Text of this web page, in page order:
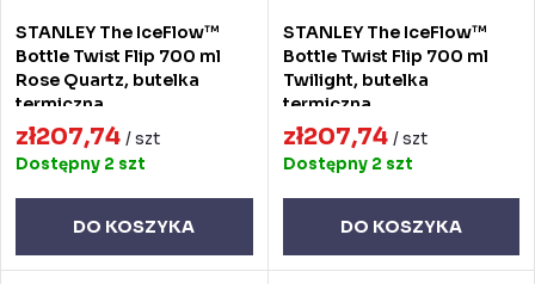
STANLEY The IceFlow™
Bottle Twist Flip 700 ml
Rose Quartz, butelka
termiczna
zł207,74 / szt
Dostępny 2 szt
DO KOSZYKA
STANLEY The IceFlow™
Bottle Twist Flip 700 ml
Twilight, butelka
termiczna
zł207,74 / szt
Dostępny 2 szt
DO KOSZYKA